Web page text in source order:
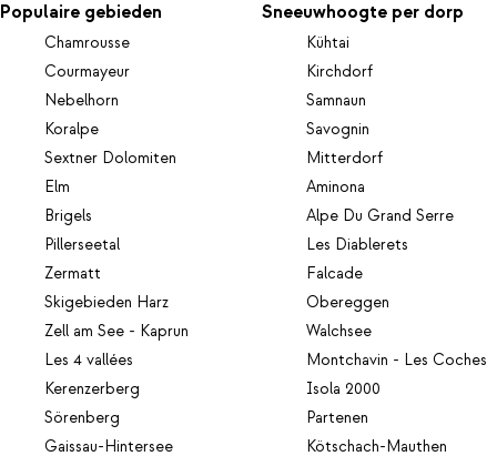
Populaire gebieden
Chamrousse
Courmayeur
Nebelhorn
Koralpe
Sextner Dolomiten
Elm
Brigels
Pillerseetal
Zermatt
Skigebieden Harz
Zell am See - Kaprun
Les 4 vallées
Kerenzerberg
Sörenberg
Gaissau-Hintersee
Sneeuwhoogte per dorp
Kühtai
Kirchdorf
Samnaun
Savognin
Mitterdorf
Aminona
Alpe Du Grand Serre
Les Diablerets
Falcade
Obereggen
Walchsee
Montchavin - Les Coches
Isola 2000
Partenen
Kötschach-Mauthen